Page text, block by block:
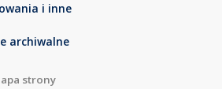
i inne
archiwalne
strony